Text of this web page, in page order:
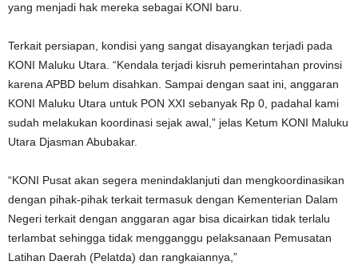
yang menjadi hak mereka sebagai KONI baru.
Terkait persiapan, kondisi yang sangat disayangkan terjadi pada
KONI Maluku Utara. “Kendala terjadi kisruh pemerintahan provinsi
karena APBD belum disahkan. Sampai dengan saat ini, anggaran
KONI Maluku Utara untuk PON XXI sebanyak Rp 0, padahal kami
sudah melakukan koordinasi sejak awal,” jelas Ketum KONI Maluku
Utara Djasman Abubakar.
“KONI Pusat akan segera menindaklanjuti dan mengkoordinasikan
dengan pihak-pihak terkait termasuk dengan Kementerian Dalam
Negeri terkait dengan anggaran agar bisa dicairkan tidak terlalu
terlambat sehingga tidak mengganggu pelaksanaan Pemusatan
Latihan Daerah (Pelatda) dan rangkaiannya,”